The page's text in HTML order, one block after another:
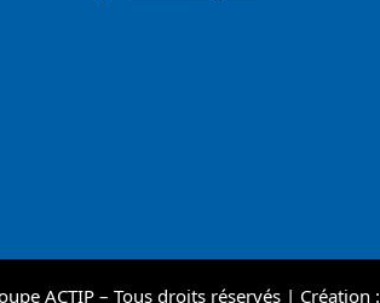
ACTIP – Tous droits réservés | Création :